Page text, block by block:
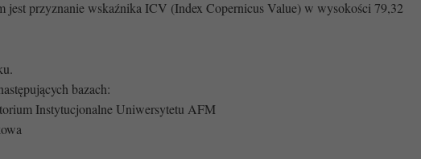
jest przyznanie wskaźnika ICV (Index Copernicus Value) w wysokości 79,32
bazach:
Instytucjonalne Uniwersytetu AFM